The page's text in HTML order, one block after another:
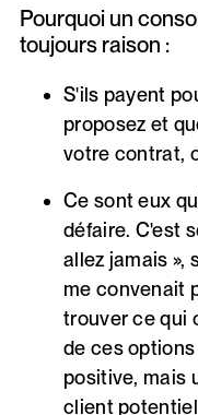
Pourquoi un
toujours raison :
S'ils payent
proposez et
votre contrat,
Ce sont eux
défaire. C'est
allez jamais »,
me convenait
trouver ce qui
de ces
positive, mais
client